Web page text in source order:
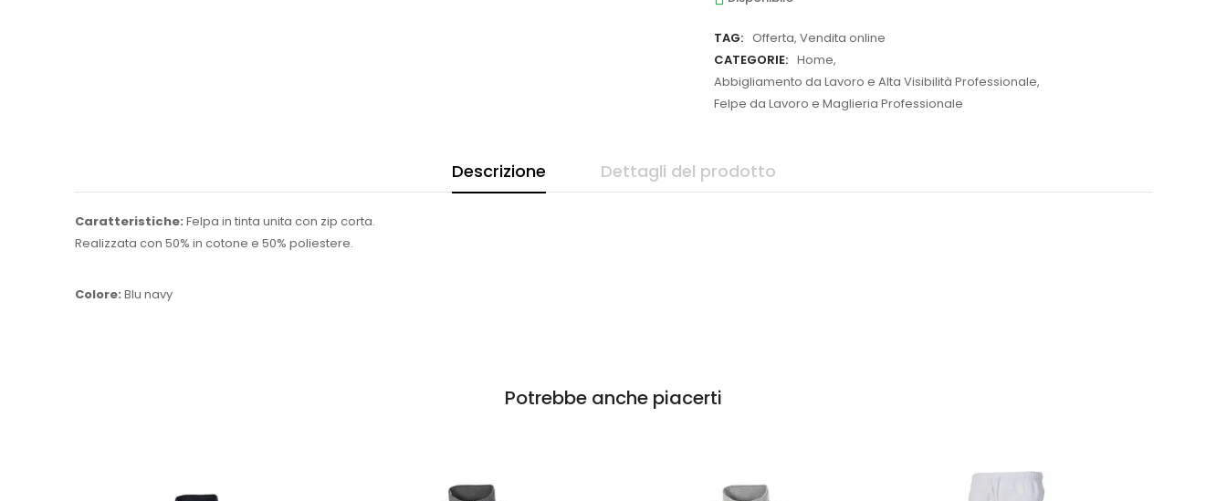
TAG: Offerta, Vendita online
CATEGORIE: Home,
Abbigliamento da Lavoro e Alta Visibilità Professionale,
Felpe da Lavoro e Maglieria Professionale
Descrizione Dettagli del prodotto
Caratteristiche: Felpa in tinta unita con zip corta.
Realizzata con 50% in cotone e 50% poliestere.
Colore: Blu navy
Potrebbe anche piacerti